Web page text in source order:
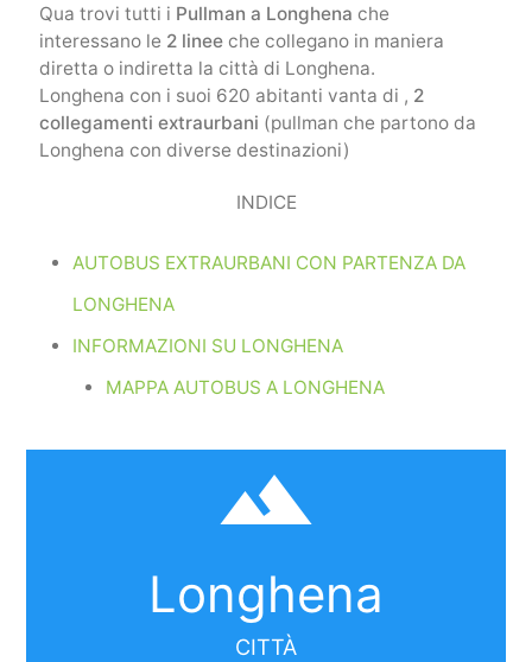
Qua trovi tutti i Pullman a Longhena che
interessano le 2 lineeche collegano in maniera
diretta o indiretta la città di Longhena.
Longhena con i suoi 620 abitanti vanta di , 2
collegamenti extraurbani (pullman che partono da
Longhena con diverse destinazioni)
INDICE
AUTOBUS EXTRAURBANI CON PARTENZA DA
LONGHENA
INFORMAZIONI SU LONGHENA
MAPPA AUTOBUS A LONGHENA
filter_hdr
Longhena
CITTÀ